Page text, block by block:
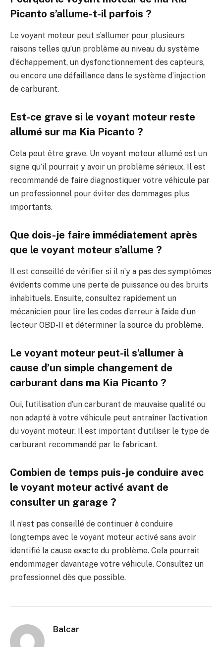
Picanto s’allume-t-il parfois ?
Le voyant moteur peut s’allumer pour plusieurs
raisons telles qu’un problème au niveau du système
d’échappement, un dysfonctionnement des capteurs,
ou encore une défaillance dans le système d’injection
de carburant.
Est-ce grave si le voyant moteur reste
allumé sur ma Kia Picanto ?
Cela peut être grave. Un voyant moteur allumé est un
signe qu’il pourrait y avoir un problème sérieux. Il est
recommandé de faire diagnostiquer votre véhicule par
un professionnel pour éviter des dommages plus
importants.
Que dois-je faire immédiatement après
que le voyant moteur s’allume ?
Il est conseillé de vérifier si il n’y a pas des symptômes
évidents comme une perte de puissance ou des bruits
inhabituels. Ensuite, consultez rapidement un
mécanicien pour lire les codes d’erreur à l’aide d’un
lecteur OBD-II et déterminer la source du problème.
Le voyant moteur peut-il s’allumer à
cause d’un simple changement de
carburant dans ma Kia Picanto ?
Oui, l’utilisation d’un carburant de mauvaise qualité ou
non adapté à votre véhicule peut entraîner l’activation
du voyant moteur. Il est important d’utiliser le type de
carburant recommandé par le fabricant.
Combien de temps puis-je conduire avec
le voyant moteur activé avant de
consulter un garage ?
Il n’est pas conseillé de continuer à conduire
longtemps avec le voyant moteur activé sans avoir
identifié la cause exacte du problème. Cela pourrait
endommager davantage votre véhicule. Consultez un
professionnel dès que possible.
Balcar